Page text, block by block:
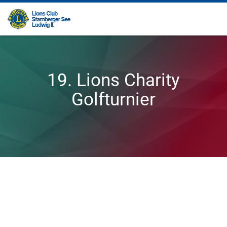
19. Lions Charity
Golfturnier